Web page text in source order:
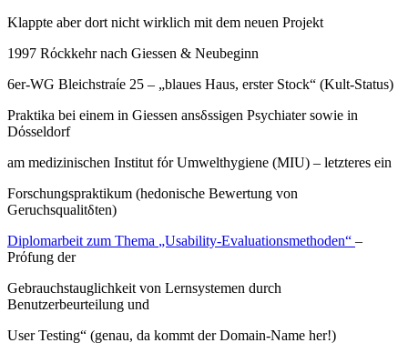
Klappte aber dort nicht wirklich mit dem neuen Projekt
1997 Rόckkehr nach Giessen & Neubeginn
6er-WG Bleichstraίe 25 – „blaues Haus, erster Stock“ (Kult-Status)
Praktika bei einem in Giessen ansδssigen Psychiater sowie in
Dόsseldorf
am medizinischen Institut fόr Umwelthygiene (MIU) – letzteres ein
Forschungspraktikum (hedonische Bewertung von
Geruchsqualitδten)
Diplomarbeit zum Thema „Usability-Evaluationsmethoden“ –
Prόfung der
Gebrauchstauglichkeit von Lernsystemen durch
Benutzerbeurteilung und
User Testing“ (genau, da kommt der Domain-Name her!)